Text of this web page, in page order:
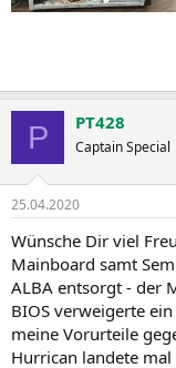
P PT428
Captain Special
25.04.2020
Wünsche Dir viel
Mainboard samt
ALBA entsorgt - der
BIOS verweigerte
meine Vorurteile
Hurrican landete